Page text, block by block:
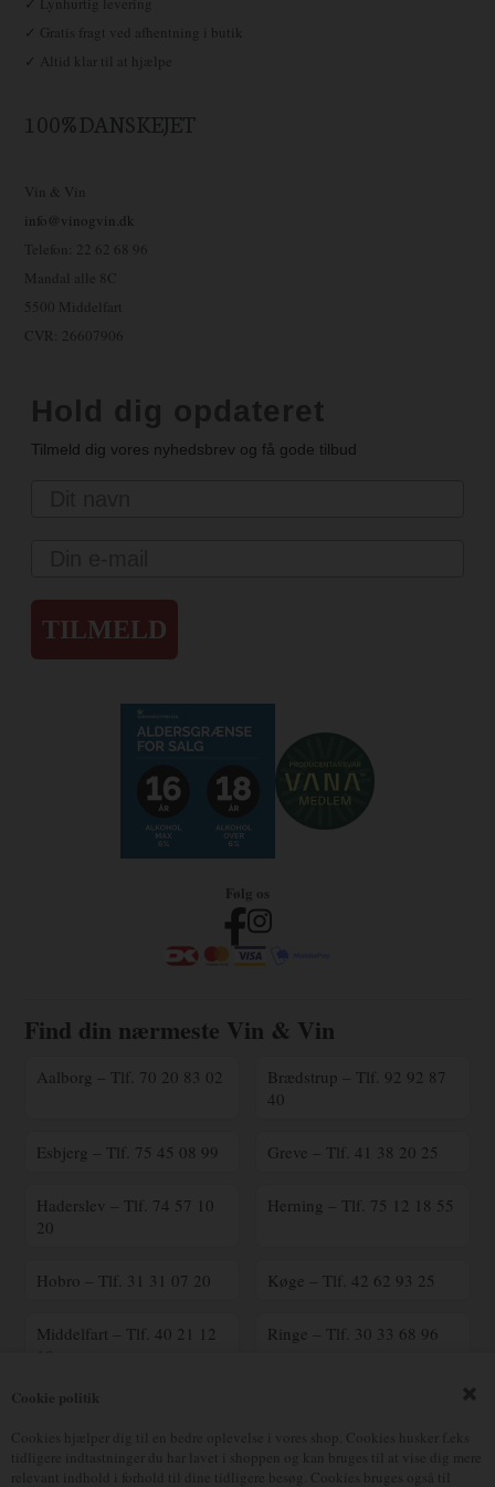
✓ Gratis fragt ved afhentning i butik
✓ Altid klar til at hjælpe
100% DANSKEJET
Vin & Vin
info@vinogvin.dk
Telefon: 22 62 68 96
Mandal alle 8C
5500 Middelfart
CVR: 26607906
Tilmeld dig vores nyhedsbrev og få gode tilbud
TILMELD
Følg os
Find din nærmeste Vin & Vin
Aalborg – Tlf. 70 20 83 02
Brædstrup – Tlf. 92 92 87
40
Esbjerg – Tlf. 75 45 08 99 Greve – Tlf. 41 38 20 25
Haderslev – Tlf. 74 57 10
20
Herning – Tlf. 75 12 18 55
Hobro – Tlf. 31 31 07 20 Køge – Tlf. 42 62 93 25
Middelfart – Tlf. 40 21 12
Ringe – Tlf. 30 33 68 96